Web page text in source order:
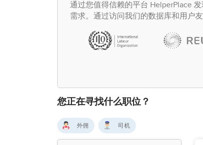
通过您值得信赖的平台 HelperPlace
需求。通过访问我们的数据库和用户
您正在寻找什么职位？
外佣 司机